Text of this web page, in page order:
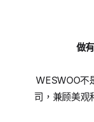
做
WESWOO不
司，兼顾美观